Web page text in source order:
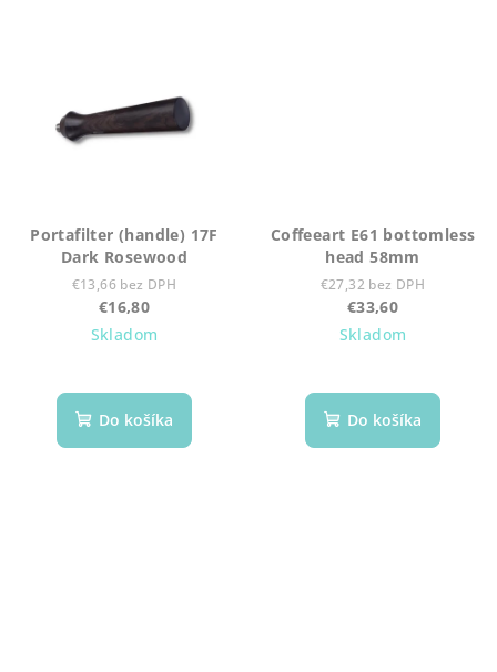
Portafilter (handle) 17F
Dark Rosewood
€13,66 bez DPH
€16,80
Skladom
Do košíka
Coffeeart E61 bottomless
head 58mm
€27,32 bez DPH
€33,60
Skladom
Do košíka